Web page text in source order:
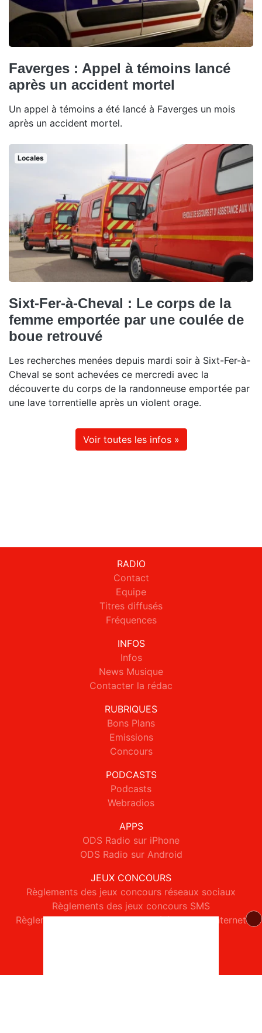
Faverges : Appel à témoins lancé
après un accident mortel
Un appel à témoins a été lancé à Faverges un mois
après un accident mortel.
Locales
Sixt-Fer-à-Cheval : Le corps de la
femme emportée par une coulée de
boue retrouvé
Les recherches menées depuis mardi soir à Sixt-Fer-à-
Cheval se sont achevées ce mercredi avec la
découverte du corps de la randonneuse emportée par
une lave torrentielle après un violent orage.
Voir toutes les infos »
RADIO
Contact
Equipe
Titres diffusés
Fréquences
INFOS
Infos
News Musique
Contacter la rédac
RUBRIQUES
Bons Plans
Emissions
Concours
PODCASTS
Podcasts
Webradios
APPS
ODS Radio sur iPhone
ODS Radio sur Android
JEUX CONCOURS
Règlements des jeux concours réseaux sociaux
Règlements des jeux concours SMS
Règlements des jeux concours téléphone et internet